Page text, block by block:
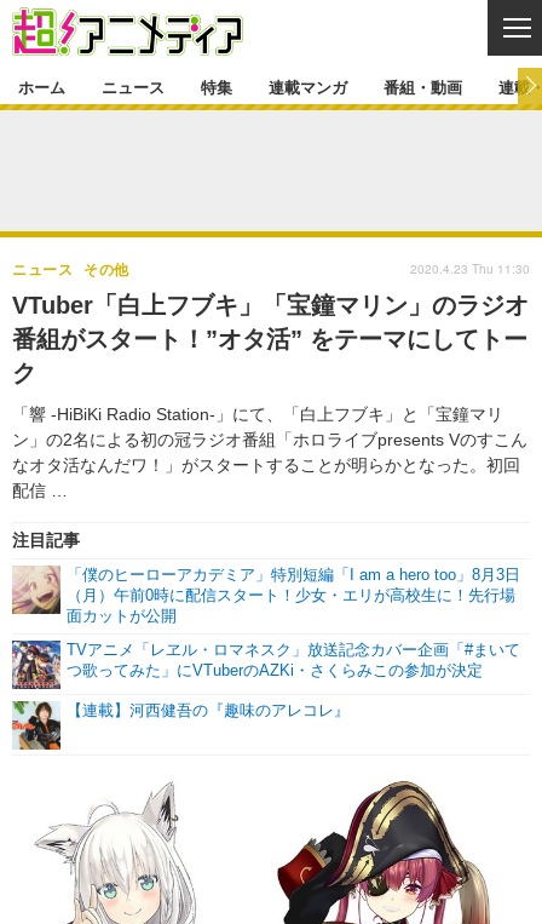
ゲーム・アプリ マンガ
グッズ イベント
舞台 新帝スタ
特集一覧 カバー
ラキりす
連載マンガ
連載マンガ一覧
番組・動画一覧 ラジオ
連載・ブログ
編集部ブログ・お知らせ
ホーム ニュース 特集 連載マンガ 番組・動画 連載
VTuber「白上フブキ」「宝鐘マリン」のラジオ
番組がスタート！”オタ活” をテーマにしてトー
ク
「響 ‐HiBiKi Radio Station‐」にて、「白上フブキ」と「宝鐘マリ
ン」の2名による初の冠ラジオ番組「ホロライブpresents Vのすこん
なオタ活なんだワ！」がスタートすることが明らかとなった。初回
配信 …
ニュース その他
注目記事
「僕のヒーローアカデミア」特別短編「I am a hero too」8月3日
（月）午前0時に配信スタート！少女・エリが高校生に！先行場
面カットが公開
TVアニメ「レヱル・ロマネスク」放送記念カバー企画「#まいて
つ歌ってみた」にVTuberのAZKi・さくらみこの参加が決定
【連載】河西健吾の『趣味のアレコレ』
2020.4.23 Thu 11:30